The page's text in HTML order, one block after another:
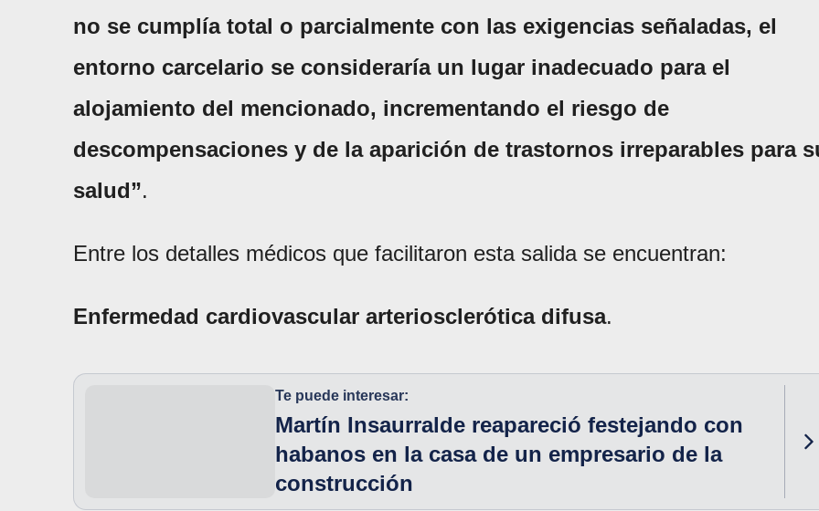
no se cumplía total o parcialmente con las exigencias señaladas, el
entorno carcelario se consideraría un lugar inadecuado para el
alojamiento del mencionado, incrementando el riesgo de
descompensaciones y de la aparición de trastornos irreparables para
salud”.
Entre los detalles médicos que facilitaron esta salida se encuentran:
Enfermedad cardiovascular arteriosclerótica difusa.
Te puede interesar:
Martín Insaurralde reapareció festejando con
habanos en la casa de un empresario de la
construcción